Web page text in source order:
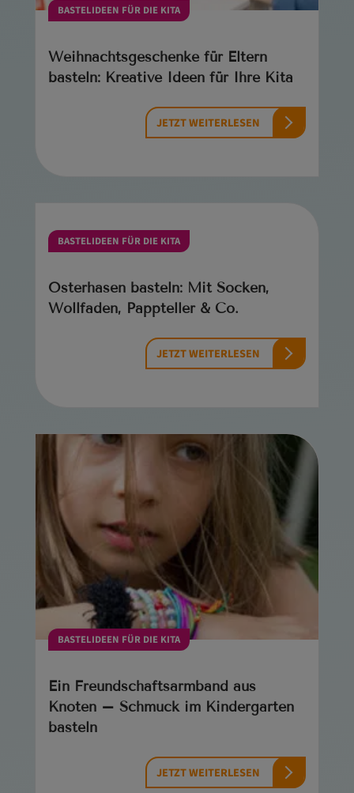
BASTELIDEEN FÜR DIE KITA
Weihnachtsgeschenke für Eltern
basteln: Kreative Ideen für Ihre Kita
JETZT WEITERLESEN
BASTELIDEEN FÜR DIE KITA
Osterhasen basteln: Mit Socken,
Wollfaden, Pappteller & Co.
JETZT WEITERLESEN
BASTELIDEEN FÜR DIE KITA
Ein Freundschaftsarmband aus
Knoten – Schmuck im Kindergarten
basteln
JETZT WEITERLESEN